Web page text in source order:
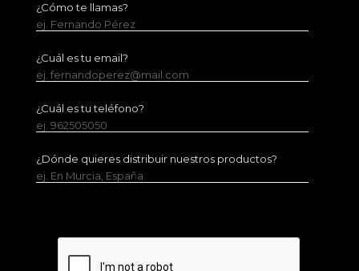
¿Cómo te llamas?
ej. Fernando Pérez
¿Cuál es tu email?
ej. fernandoperez@mail.com
¿Cuál es tu teléfono?
ej. 962505050
¿Dónde quieres distribuir nuestros productos?
ej. En Murcia, España